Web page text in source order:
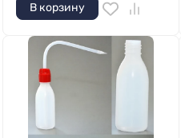
В корзину